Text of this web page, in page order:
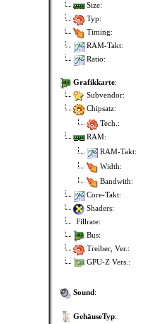
Size:
Typ:
Timing:
RAM-Takt:
Ratio:
Grafikkarte:
Subvendor:
Chipsatz:
Tech.:
RAM:
RAM-Takt:
Width:
Bandwith:
Core-Takt:
Shaders:
Fillrate:
Bus:
Treiber, Ver.:
GPU-Z Vers.:
Sound:
GehäuseTyp: